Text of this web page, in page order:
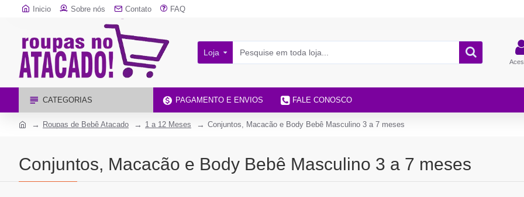
Inicio Sobre nós Contato FAQ
Loja
CATEGORIAS PAGAMENTO E ENVIOS FALE CONOSCO
Roupas de Bebê Atacado 1 a 12 Meses Conjuntos, Macacão e Body Bebê Masculino 3 a 7 meses
Conjuntos, Macacão e Body Bebê Masculino 3 a 7 meses